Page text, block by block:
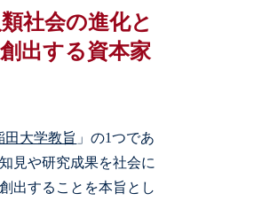
社会の進化と
出する資本家
田大学教旨 」の1つであ
見や研究成果を社会に
出することを本旨とし